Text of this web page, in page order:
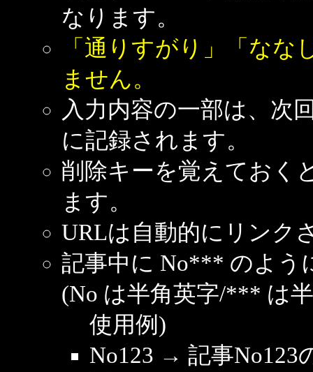
なります。
「通りすがり」「な
ません。
入力内容の一部は、次
に記録されます。
削除キーを覚えておく
ます。
URLは自動的にリンク
記事中に No*** のよう
(No は半角英字/*** は
使用例)
No123 → 記事No123